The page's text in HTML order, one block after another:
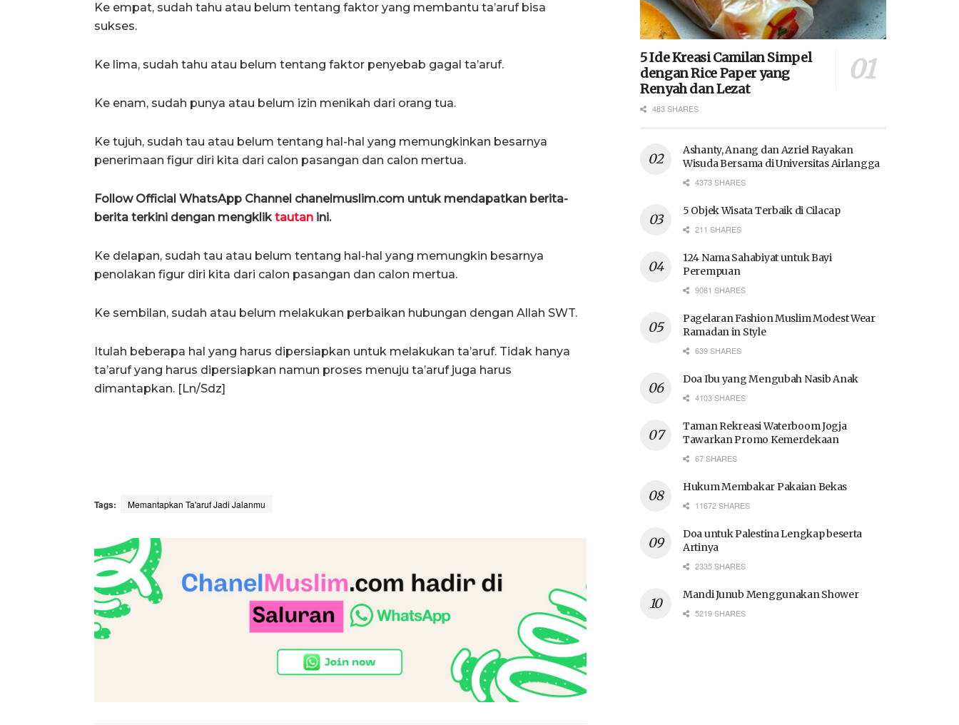
Ke empat, sudah tahu atau belum tentang faktor yang membantu ta’aruf bisa
sukses.
Ke lima, sudah tahu atau belum tentang faktor penyebab gagal ta’aruf.
Ke enam, sudah punya atau belum izin menikah dari orang tua.
Ke tujuh, sudah tau atau belum tentang hal-hal yang memungkinkan besarnya
penerimaan figur diri kita dari calon pasangan dan calon mertua.
Follow Official WhatsApp Channel chanelmuslim.com untuk mendapatkan berita-
berita terkini dengan mengkliktautan ini.
Ke delapan, sudah tau atau belum tentang hal-hal yang memungkin besarnya
penolakan figur diri kita dari calon pasangan dan calon mertua.
Ke sembilan, sudah atau belum melakukan perbaikan hubungan dengan Allah SWT.
Itulah beberapa hal yang harus dipersiapkan untuk melakukan ta’aruf. Tidak hanya
ta’aruf yang harus dipersiapkan namun proses menuju ta’aruf juga harus
dimantapkan. [Ln/Sdz]
Tags: Memantapkan Ta'aruf Jadi Jalanmu
5 Ide Kreasi Camilan Simpel
dengan Rice Paper yang
Renyah dan Lezat
483 SHARES
Ashanty, Anang dan Azriel Rayakan
Wisuda Bersama di Universitas Airlangga
4373 SHARES
5 Objek Wisata Terbaik di Cilacap
211 SHARES
124 Nama Sahabiyat untuk Bayi
Perempuan
9061 SHARES
Pagelaran Fashion Muslim Modest Wear
Ramadan in Style
639 SHARES
Doa Ibu yang Mengubah Nasib Anak
4103 SHARES
Taman Rekreasi Waterboom Jogja
Tawarkan Promo Kemerdekaan
67 SHARES
Hukum Membakar Pakaian Bekas
11672 SHARES
Doa untuk Palestina Lengkap beserta
Artinya
2335 SHARES
Mandi Junub Menggunakan Shower
5219 SHARES